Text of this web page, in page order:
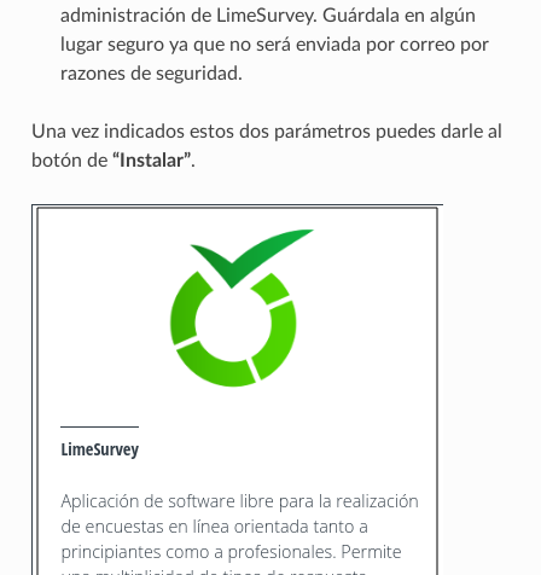
administración de LimeSurvey. Guárdala en algún
lugar seguro ya que no será enviada por correo por
razones de seguridad.
Una vez indicados estos dos parámetros puedes darle al
botón de “Instalar”.